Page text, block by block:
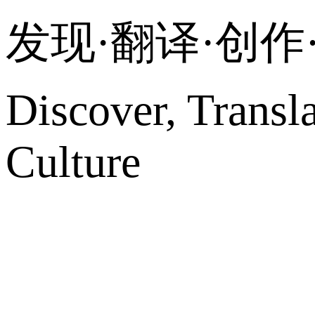
发现·翻译·创
Discover,
Culture